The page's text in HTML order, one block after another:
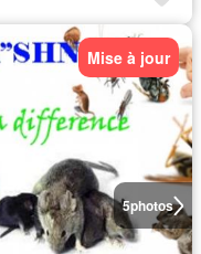
5photos
Mise à jour